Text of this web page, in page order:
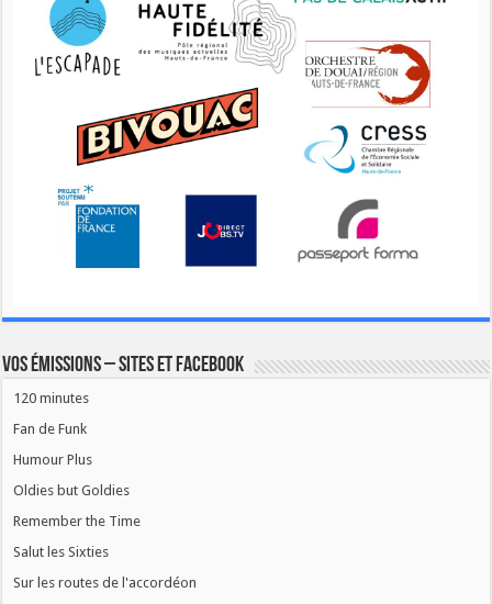
Vos émissions – Sites et Facebook
120 minutes
Fan de Funk
Humour Plus
Oldies but Goldies
Remember the Time
Salut les Sixties
Sur les routes de l'accordéon